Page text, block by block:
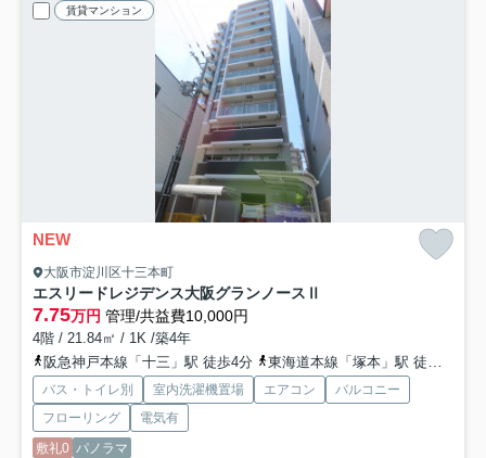
賃貸マンション
NEW
大阪市淀川区十三本町
エスリードレジデンス大阪グランノースⅡ
7.75万円 管理/共益費10,000円
4階 / 21.84㎡ / 1K /築4年
阪急神戸本線「十三」駅 徒歩4分
東海道本線「塚本」駅 徒歩18分
バス・トイレ別 室内洗濯機置場 エアコン
バルコニー
フローリング
電気有
敷礼0 パノラマ